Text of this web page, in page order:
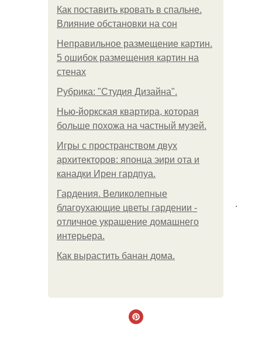
Как поставить кровать в спальне.
Влияние обстановки на сон
Неправильное размещение картин.
5 ошибок размещения картин на
стенах
Рубрика: "Студия Дизайна".
Нью-йоркская квартира, которая
больше похожа на частный музей.
Игры с пространством двух
архитекторов: японца эири ота и
канадки Ирен гардпуа.
Гардения. Великолепные
благоухающие цветы гардении -
отличное украшение домашнего
интерьера.
Как вырастить банан дома.
.